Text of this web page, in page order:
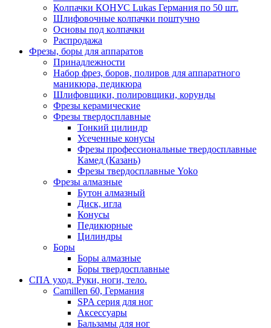
Колпачки КОНУС Lukas Германия по 50 шт.
Шлифовочные колпачки поштучно
Основы под колпачки
Распродажа
Фрезы, боры для аппаратов
Принадлежности
Набор фрез, боров, полиров для аппаратного
маникюра, педикюра
Шлифовщики, полировщики, корунды
Фрезы керамические
Фрезы твердосплавные
Тонкий цилиндр
Усеченные конусы
Фрезы профессиональные твердосплавные
Камед (Казань)
Фрезы твердосплавные Yoko
Фрезы алмазные
Бутон алмазный
Диск, игла
Конусы
Педикюрные
Цилиндры
Боры
Боры алмазные
Боры твердосплавные
СПА уход. Руки, ноги, тело.
Camillen 60, Германия
SPA серия для ног
Аксессуары
Бальзамы для ног